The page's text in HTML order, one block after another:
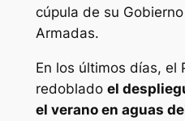
cúpula de su
Armadas.
En los últimos días, el
redoblado el
el verano en aguas